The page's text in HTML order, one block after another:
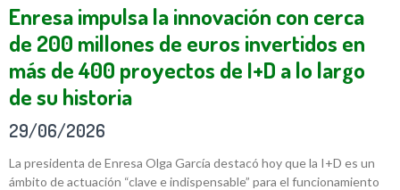
Enresa impulsa la innovación con cerca
de 200 millones de euros invertidos en
más de 400 proyectos de I+D a lo largo
de su historia
29/06/2026
La presidenta de Enresa Olga García destacó hoy que la I+D es un
ámbito de actuación “clave e indispensable” para el funcionamiento